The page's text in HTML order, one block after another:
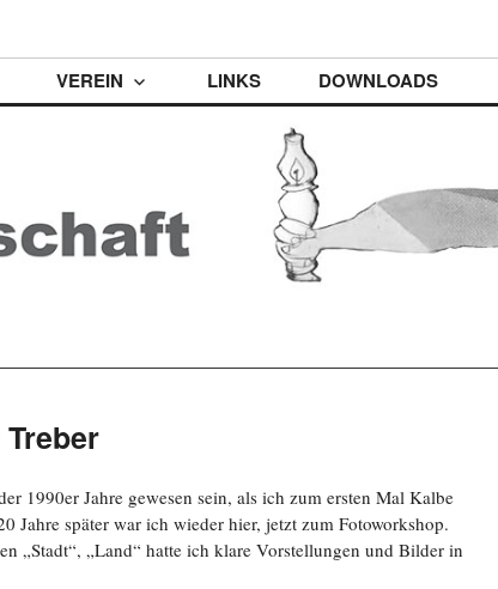
VEREIN LINKS DOWNLOADS
1990er Jahre gewesen sein, als ich zum ersten Mal Kalbe
Jahre später war ich wieder hier, jetzt zum Fotoworkshop.
„Stadt“, „Land“ hatte ich klare Vorstellungen und Bilder in